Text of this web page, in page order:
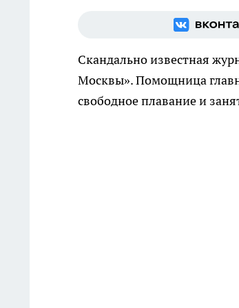
Скандально известная
Москвы». Помощница
свободное плавание и